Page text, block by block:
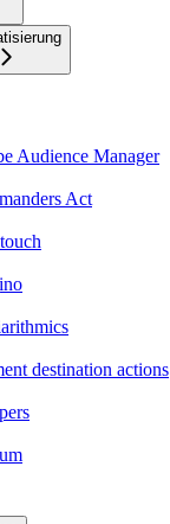
Audience Manager
Act
destination actions